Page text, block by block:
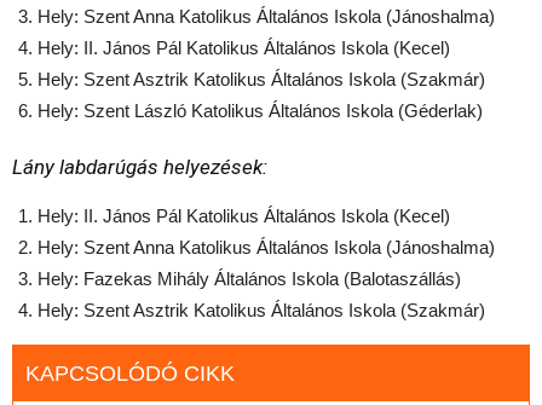
Hely: Szent Anna Katolikus Általános Iskola (Jánoshalma)
Hely: II. János Pál Katolikus Általános Iskola (Kecel)
Hely: Szent Asztrik Katolikus Általános Iskola (Szakmár)
Hely: Szent László Katolikus Általános Iskola (Géderlak)
Lány labdarúgás helyezések:
Hely: II. János Pál Katolikus Általános Iskola (Kecel)
Hely: Szent Anna Katolikus Általános Iskola (Jánoshalma)
Hely: Fazekas Mihály Általános Iskola (Balotaszállás)
Hely: Szent Asztrik Katolikus Általános Iskola (Szakmár)
KAPCSOLÓDÓ CIKK